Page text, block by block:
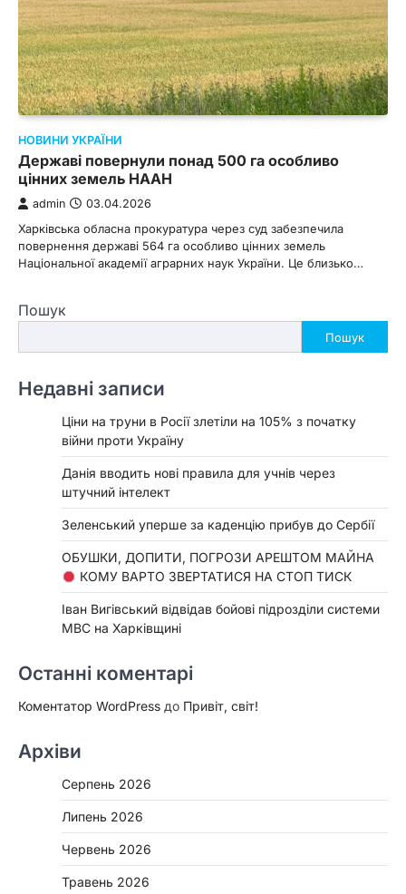
НОВИНИ УКРАЇНИ
Державі повернули понад 500 га особливо
цінних земель НААН
admin 03.04.2026
Харківська обласна прокуратура через суд забезпечила
повернення державі 564 га особливо цінних земель
Національної академії аграрних наук України. Це близько…
Пошук
Пошук
Недавні записи
Ціни на труни в Росії злетіли на 105% з початку
війни проти Україну
Данія вводить нові правила для учнів через
штучний інтелект
Зеленський уперше за каденцію прибув до Сербії
ОБУШКИ, ДОПИТИ, ПОГРОЗИ АРЕШТОМ МАЙНА
КОМУ ВАРТО ЗВЕРТАТИСЯ НА СТОП ТИСК
Іван Вигівський відвідав бойові підрозділи системи
МВС на Харківщині
Останні коментарі
Коментатор WordPress до Привіт, світ!
Архіви
Серпень 2026
Липень 2026
Червень 2026
Травень 2026